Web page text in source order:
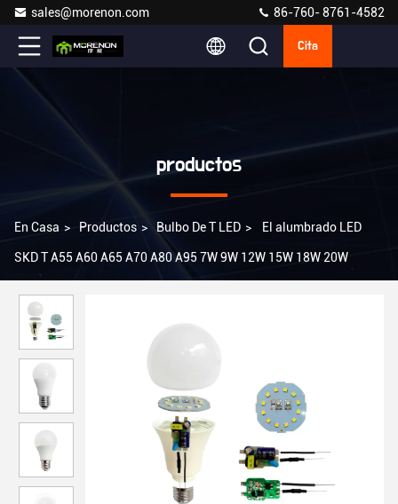
sales@morenon.com 86-760- 8761-4582
Cita
productos
En Casa > Productos > Bulbo De T LED > El alumbrado LED
SKD T A55 A60 A65 A70 A80 A95 7W 9W 12W 15W 18W 20W